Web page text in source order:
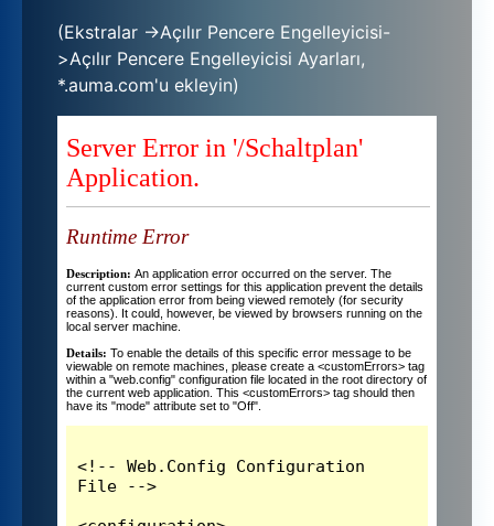
(Ekstralar ->Açılır Pencere Engelleyicisi-
>Açılır Pencere Engelleyicisi Ayarları,
*.auma.com'u ekleyin)